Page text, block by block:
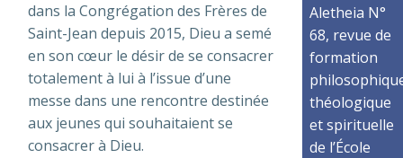
dans la Congrégation des Frères de
Saint-Jean depuis 2015, Dieu a semé
en son cœur le désir de se consacrer
totalement à lui à l’issue d’une
messe dans une rencontre destinée
aux jeunes qui souhaitaient se
consacrer à Dieu.
Aletheia N°
68, revue de
formation
théologique
et spirituelle
de l’École